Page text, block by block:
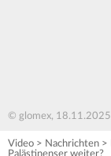
© glomex, 18.11.2025
Video > Nachrichten >
Palästinenser weiter?